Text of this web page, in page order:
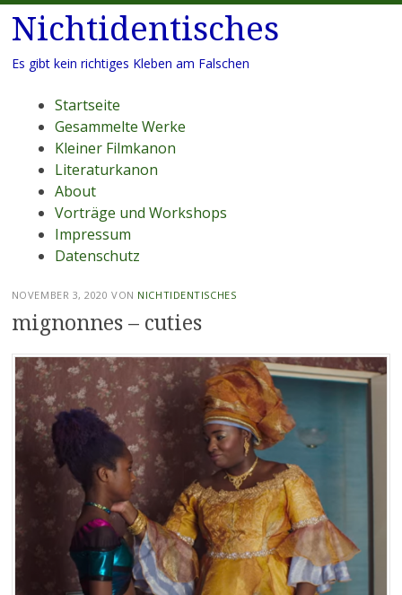
Nichtidentisches
Es gibt kein richtiges Kleben am Falschen
Menü
Zum
Inhalt
springen
Startseite
Gesammelte Werke
Kleiner Filmkanon
Literaturkanon
About
Vorträge und Workshops
Impressum
Datenschutz
NOVEMBER 3, 2020 VON NICHTIDENTISCHES
mignonnes – cuties